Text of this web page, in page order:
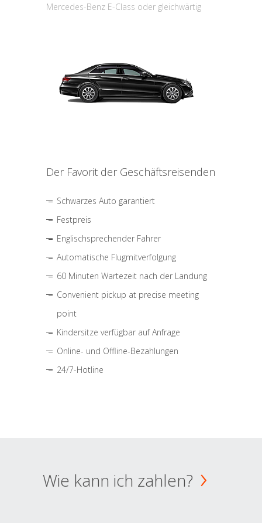
Mercedes-Benz E-Class oder gleichwärtig
Der Favorit der Geschäftsreisenden
Schwarzes Auto garantiert
Festpreis
Englischsprechender Fahrer
Automatische Flugmitverfolgung
60 Minuten Wartezeit nach der Landung
Convenient pickup at precise meeting
point
Kindersitze verfügbar auf Anfrage
Online- und Offline-Bezahlungen
24/7-Hotline
Wie kann ich zahlen?